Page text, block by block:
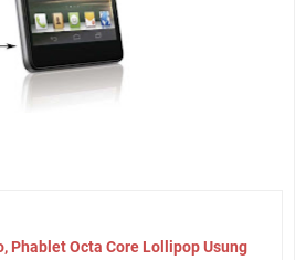
Phablet Octa Core Lollipop Usung